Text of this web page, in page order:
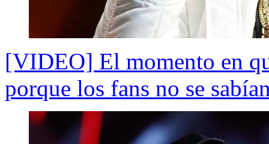
[VIDEO] El momento en
porque los fans no se